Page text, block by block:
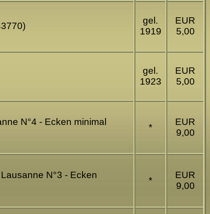
gel.
1919
EUR
5,00
gel.
1923
EUR
5,00
N°4 - Ecken minimal
*
EUR
9,00
N°3 - Ecken
*
EUR
9,00